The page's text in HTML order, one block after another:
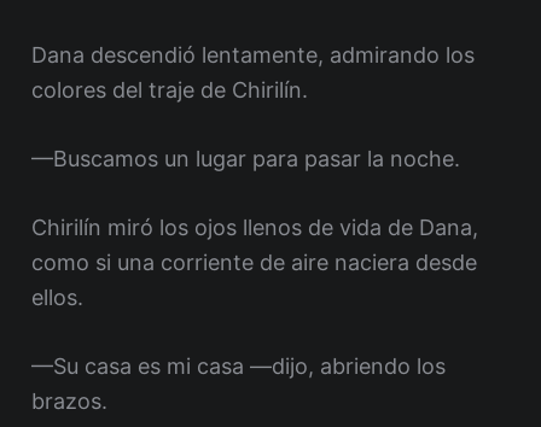
Dana descendió lentamente, admirando los
colores del traje de Chirilín.
—Buscamos un lugar para pasar la noche.
Chirilín miró los ojos llenos de vida de Dana,
como si una corriente de aire naciera desde
ellos.
—Su casa es mi casa —dijo, abriendo los
brazos.